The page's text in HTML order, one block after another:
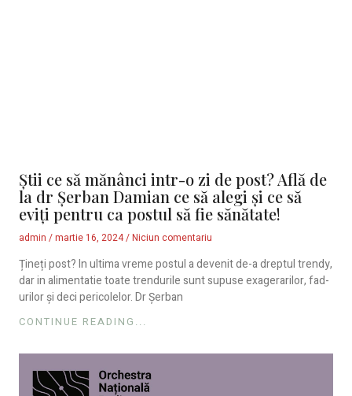
Știi ce să mănânci intr-o zi de post? Află de
la dr Șerban Damian ce să alegi și ce să
eviți pentru ca postul să fie sănătate!
admin martie 16, 2024 Niciun comentariu
Țineți post? In ultima vreme postul a devenit de-a dreptul trendy,
dar in alimentatie toate trendurile sunt supuse exagerarilor, fad-
urilor și deci pericolelor. Dr Șerban
CONTINUE READING...